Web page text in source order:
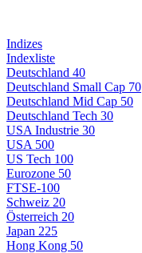
Indizes
Indexliste
Deutschland 40
Deutschland Small Cap 70
Deutschland Mid Cap 50
Deutschland Tech 30
USA Industrie 30
USA 500
US Tech 100
Eurozone 50
FTSE-100
Schweiz 20
Österreich 20
Japan 225
Hong Kong 50